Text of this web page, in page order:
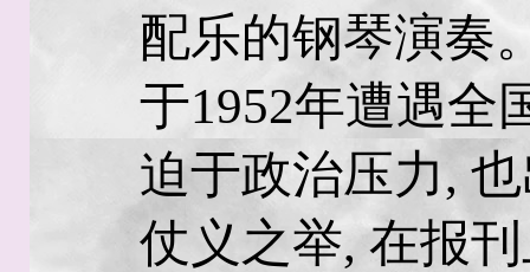
配乐的钢琴演奏
于1952年遭遇全
迫于政治压力,
仗义之举, 在报